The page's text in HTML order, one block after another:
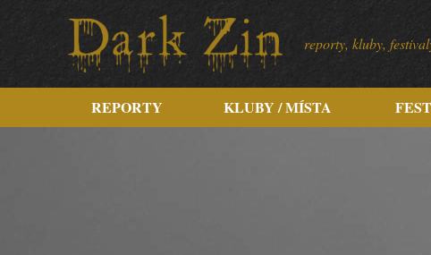
reporty, kluby,
REPORTY KLUBY / MÍSTA